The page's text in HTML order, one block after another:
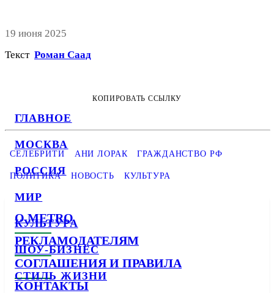
ГЛАВНОЕ
МОСКВА
РОССИЯ
МИР
КУЛЬТУРА
ШОУ-БИЗНЕС
СТИЛЬ ЖИЗНИ
19 июня 2025
Текст Роман Саад
КОПИРОВАТЬ ССЫЛКУ
СЕЛЕБРИТИ АНИ ЛОРАК ГРАЖДАНСТВО РФ
ПОЛИТИКА НОВОСТЬ КУЛЬТУРА
О METRO
РЕКЛАМОДАТЕЛЯМ
СОГЛАШЕНИЯ И ПРАВИЛА
КОНТАКТЫ